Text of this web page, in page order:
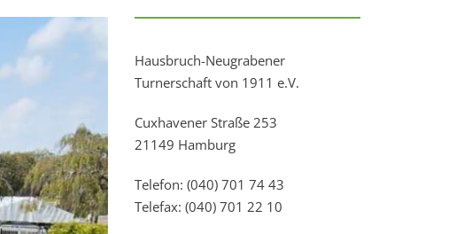
Hausbruch-Neugrabener
Turnerschaft von 1911 e.V.
Cuxhavener Straße 253
21149 Hamburg
Telefon: (040) 701 74 43
Telefax: (040) 701 22 10